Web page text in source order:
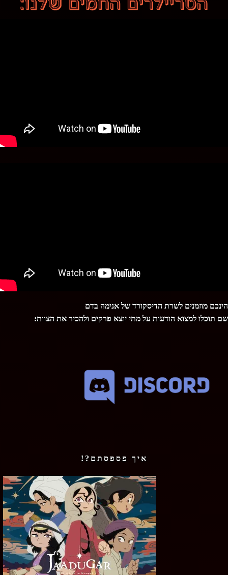
הינכם מוזמנים לשרת הדיסקורד של אנימה בדם
שם תוכלו למצוא הודעות על מתי יוצא פרקים ולהכיר את הצוות:
איך פספסתם?!